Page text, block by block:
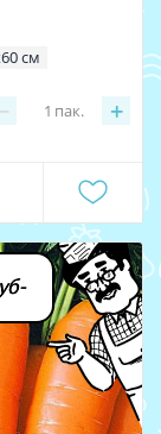
см
+
1 пак.